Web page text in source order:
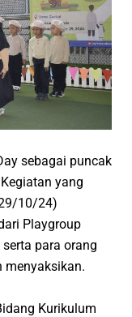
sebagai puncak
yang
10/24)
Playgroup
para orang
menyaksikan.
Kurikulum